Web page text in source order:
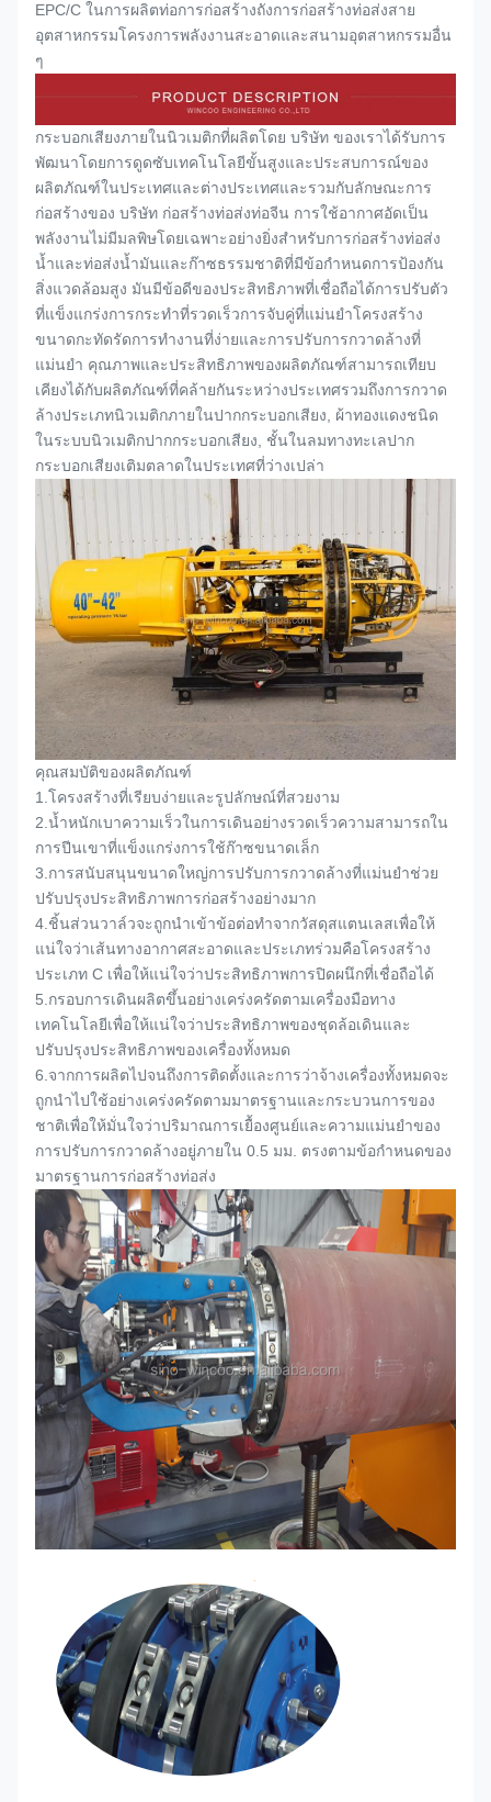
EPC/C ในการผลิตท่อการก่อสร้างถังการก่อสร้างท่อส่งสาย
อุตสาหกรรมโครงการพลังงานสะอาดและสนามอุตสาหกรรมอื่น
ๆ
กระบอกเสียงภายในนิวเมติกที่ผลิตโดย บริษัท ของเราได้รับการ
พัฒนาโดยการดูดซับเทคโนโลยีขั้นสูงและประสบการณ์ของ
ผลิตภัณฑ์ในประเทศและต่างประเทศและรวมกับลักษณะการ
ก่อสร้างของ บริษัท ก่อสร้างท่อส่งท่อจีน การใช้อากาศอัดเป็น
พลังงานไม่มีมลพิษโดยเฉพาะอย่างยิ่งสำหรับการก่อสร้างท่อส่ง
น้ำและท่อส่งน้ำมันและก๊าซธรรมชาติที่มีข้อกำหนดการป้องกัน
สิ่งแวดล้อมสูง มันมีข้อดีของประสิทธิภาพที่เชื่อถือได้การปรับตัว
ที่แข็งแกร่งการกระทำที่รวดเร็วการจับคู่ที่แม่นยำโครงสร้าง
ขนาดกะทัดรัดการทำงานที่ง่ายและการปรับการกวาดล้างที่
แม่นยำ คุณภาพและประสิทธิภาพของผลิตภัณฑ์สามารถเทียบ
เคียงได้กับผลิตภัณฑ์ที่คล้ายกันระหว่างประเทศรวมถึงการกวาด
ล้างประเภทนิวเมติกภายในปากกระบอกเสียง, ผ้าทองแดงชนิด
ในระบบนิวเมติกปากกระบอกเสียง, ชั้นในลมทางทะเลปาก
กระบอกเสียงเติมตลาดในประเทศที่ว่างเปล่า
คุณสมบัติของผลิตภัณฑ์
1. โครงสร้างที่เรียบง่ายและรูปลักษณ์ที่สวยงาม
2. น้ำหนักเบาความเร็วในการเดินอย่างรวดเร็วความสามารถใน
การปีนเขาที่แข็งแกร่งการใช้ก๊าซขนาดเล็ก
3. การสนับสนุนขนาดใหญ่การปรับการกวาดล้างที่แม่นยำช่วย
ปรับปรุงประสิทธิภาพการก่อสร้างอย่างมาก
4. ชิ้นส่วนวาล์วจะถูกนำเข้าข้อต่อทำจากวัสดุสแตนเลสเพื่อให้
แน่ใจว่าเส้นทางอากาศสะอาดและประเภทร่วมคือโครงสร้าง
ประเภท C เพื่อให้แน่ใจว่าประสิทธิภาพการปิดผนึกที่เชื่อถือได้
5. กรอบการเดินผลิตขึ้นอย่างเคร่งครัดตามเครื่องมือทาง
เทคโนโลยีเพื่อให้แน่ใจว่าประสิทธิภาพของชุดล้อเดินและ
ปรับปรุงประสิทธิภาพของเครื่องทั้งหมด
6. จากการผลิตไปจนถึงการติดตั้งและการว่าจ้างเครื่องทั้งหมดจะ
ถูกนำไปใช้อย่างเคร่งครัดตามมาตรฐานและกระบวนการของ
ชาติเพื่อให้มั่นใจว่าปริมาณการเยื้องศูนย์และความแม่นยำของ
การปรับการกวาดล้างอยู่ภายใน 0.5 มม. ตรงตามข้อกำหนดของ
มาตรฐานการก่อสร้างท่อส่ง